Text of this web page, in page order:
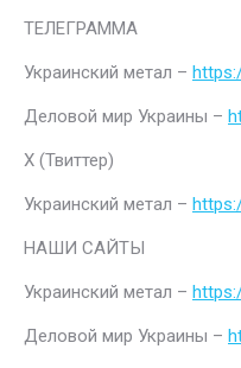
ТЕЛЕГРАММА
Украинский метал –
Деловой мир Украины –
Х (Твиттер)
Украинский метал –
НАШИ САЙТЫ
Украинский метал –
Деловой мир Украины –